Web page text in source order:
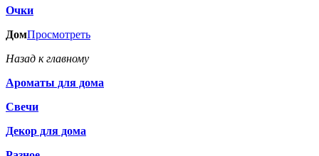
Очки
ДомПросмотреть
Назад к главному
Ароматы для дома
Свечи
Декор для дома